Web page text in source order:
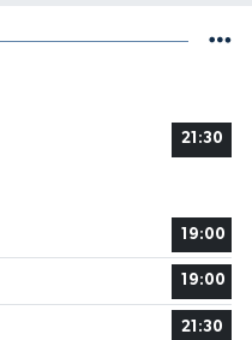
21:30
19:00
19:00
21:30